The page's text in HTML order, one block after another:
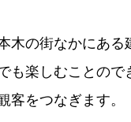
木の街なかにあ
も楽しむことの
客をつなぎます。